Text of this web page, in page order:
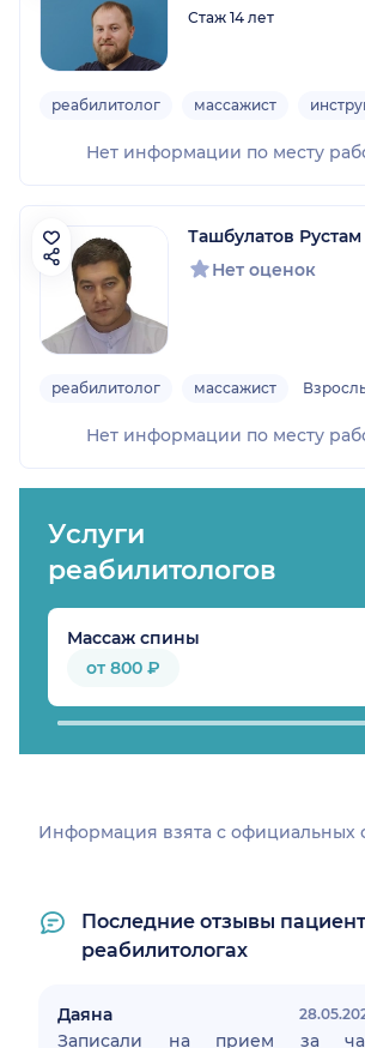
Стаж 14 лет
реабилитолог массажист
Нет информации по месту
Ташбулатов
Нет оценок
реабилитолог массажист
Нет информации по месту
Услуги
реабилитологов
Массаж спины
от 800 ₽
Информация взята c официальных
Последние отзывы
реабилитологах
Даяна
Записали на прием за